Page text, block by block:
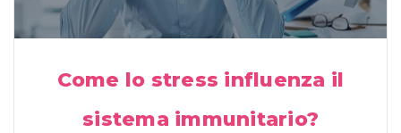
Come lo stress influenza il
sistema immunitario?